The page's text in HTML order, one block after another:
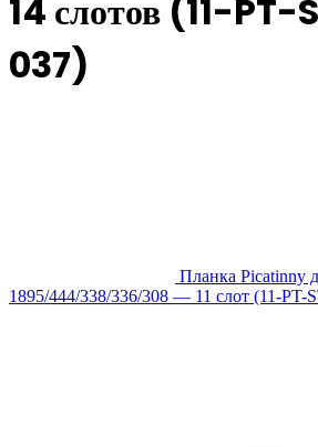
14 слотов (11-
037)
Планка Picatinny
1895/444/338/336/308 — 11 слот (11-PT-